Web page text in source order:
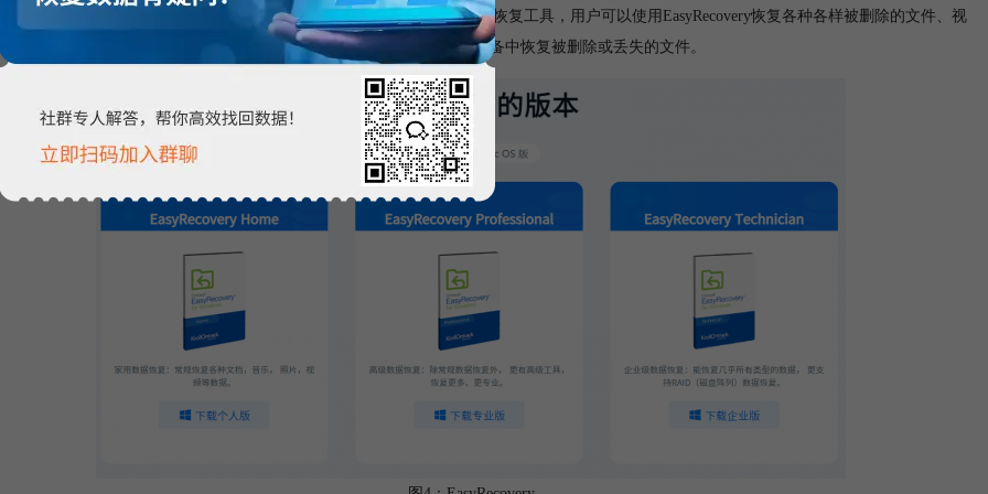
安装EasyRecovery。EasyRecovery是一款操作安全、恢复性比较高的数据恢复工具，用户可以使用EasyRecovery恢复各种各样被删除的文件、视
等。它还可以支持恢复从硬盘、光盘、U盘、数码相机、手机等各种设备中恢复被删除或丢失的文件。